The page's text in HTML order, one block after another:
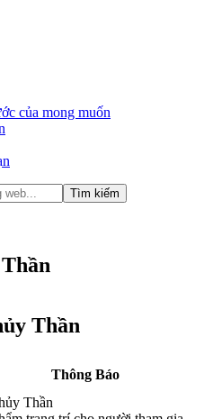
của mong muốn
Thần
Thông Báo
Thần